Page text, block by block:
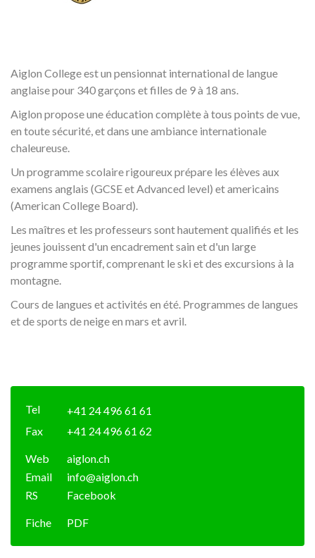
Aiglon College est un pensionnat international de langue
anglaise pour 340 garçons et filles de 9 à 18 ans.
Aiglon propose une éducation complète à tous points de vue,
en toute sécurité, et dans une ambiance internationale
chaleureuse.
Un programme scolaire rigoureux prépare les élèves aux
examens anglais (GCSE et Advanced level) et americains
(American College Board).
Les maîtres et les professeurs sont hautement qualifiés et les
jeunes jouissent d'un encadrement sain et d'un large
programme sportif, comprenant le ski et des excursions à la
montagne.
Cours de langues et activités en été. Programmes de langues
et de sports de neige en mars et avril.
Tel
+41 24 496 61 61
Fax
+41 24 496 61 62
Web
aiglon.ch
Email
info@aiglon.ch
RS
Facebook
Fiche PDF